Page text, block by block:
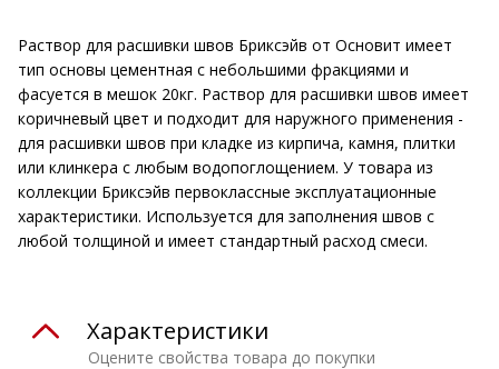
Раствор для расшивки швов Бриксэйв от Основит имеет
тип основы цементная с небольшими фракциями и
фасуется в мешок 20кг. Раствор для расшивки швов имеет
коричневый цвет и подходит для наружного применения -
для расшивки швов при кладке из кирпича, камня, плитки
или клинкера с любым водопоглощением. У товара из
коллекции Бриксэйв первоклассные эксплуатационные
характеристики. Используется для заполнения швов с
любой толщиной и имеет стандартный расход смеси.
Оцените свойства товара до покупки
Характеристики